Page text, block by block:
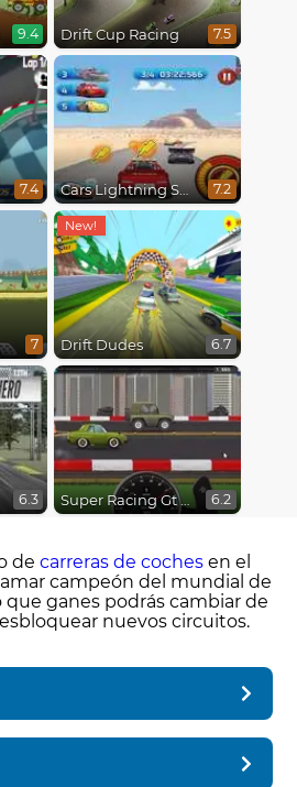
9.4 Drift Cup Racing 7.5
7.4 Cars Lightning Speed 7.2
7 Drift Dudes 6.7
6.3 Super Racing Gt Drag Pro 6.2
de carreras de coches en el
campeón del mundial de
que ganes podrás cambiar de
nuevos circuitos.